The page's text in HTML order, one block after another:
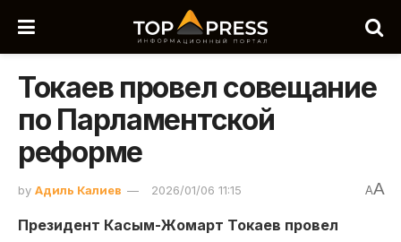
Токаев провел совещание
по Парламентской
реформе
by Адиль Калиев 2026/01/06 11:15 AA
Президент Касым-Жомарт Токаев провел